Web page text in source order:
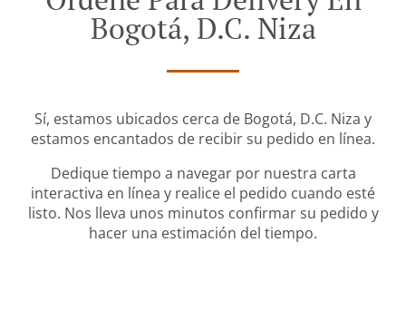
Bogotá, D.C. Niza
Sí, estamos ubicados cerca de Bogotá, D.C. Niza y
estamos encantados de recibir su pedido en línea.
Dedique tiempo a navegar por nuestra carta
interactiva en línea y realice el pedido cuando esté
listo. Nos lleva unos minutos confirmar su pedido y
hacer una estimación del tiempo.